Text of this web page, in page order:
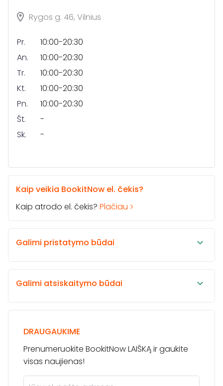
Rygos g. 46, Vilnius
Pr.
10:00-20:30
An.
10:00-20:30
Tr.
10:00-20:30
Kt.
10:00-20:30
Pn.
10:00-20:30
Št.
-
Sk.
-
Kaip veikia BookitNow el. čekis?
Kaip atrodo el. čekis? Plačiau
Galimi pristatymo būdai
Galimi atsiskaitymo būdai
DRAUGAUKIME
Prenumeruokite BookitNow LAIŠKĄ ir gaukite
visas naujienas!